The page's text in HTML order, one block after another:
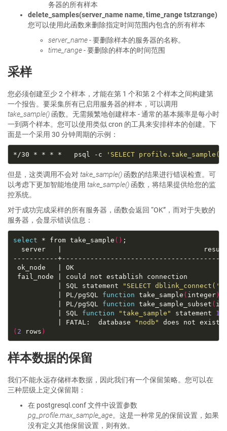
务器的所有样本
delete_samples(server_name name, time_range tstzrange)
您可以使用此函数来删除指定时间范围内包含的所有样本
server_name- 要删除样本的服务器的名称。
time_range- 要删除的样本的时间范围
采样
您必须创建至少 2 个样本，才能在第 1 个和第 2 个样本之间构建第
一个报告。要采集所有已启用服务器的样本，可以调用
take_sample() 函数。无需频繁地创建样本 - 通常的基本频率是每小时
一到两个样本。您可以使用类似 cron 的工具来安排样本的创建。下
面是一个采用 30 分钟周期的示例：
*/30 * * * *   psql -c 'SELECT
但是，这类调用不会对take_sample() 函数的结果进行错误检查。可
以考虑下更加智能地使用 take_sample() 函数，将结果提供给您的监
控系统。
对于成功完成采样的所有服务器，函数会返回 “OK”，而对于失败的
服务器，会显示错误信息：
select * from take_sample ()
           | SQL statement
"SELECT
           | PL/pgSQL
function take_sample ( integer)
           | PL/pgSQL
function take_sample_subset (
           | SQL
function "take_sample" statement 1
           | FATAL:  database
"nodb"
( 2 rows )
样本数据的保留
我们不能永远存储样本数据，因此我们有一个保留策略。您可以在
三种层级上定义保留期：
在 postgresql.conf 文件中设置参数
pg_profile.max_sample_age。这是一种常见的保留设置，如果
没有定义其他保留设置，则有效。